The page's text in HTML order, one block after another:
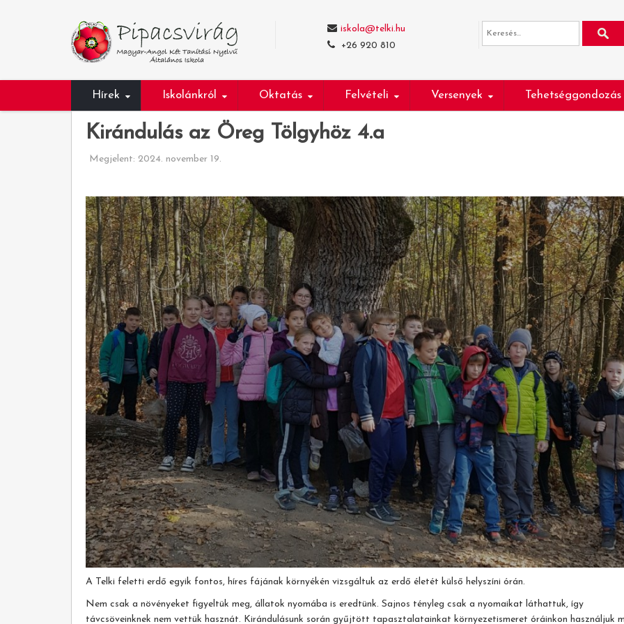
iskola@telki.hu
+26 920 810
Hírek Iskolánkról Oktatás Felvételi Versenyek Tehetséggondozás
Kirándulás az Öreg Tölgyhöz 4.a
Megjelent: 2024. november 19.
A Telki feletti erdő egyik fontos, híres fájának környékén vizsgáltuk az erdő életét külső helyszíni órán.
Nem csak a növényeket figyeltük meg, állatok nyomába is eredtünk. Sajnos tényleg csak a nyomaikat láthattuk, így
távcsöveinknek nem vettük hasznát. Kirándulásunk során gyűjtött tapasztalatainkat környezetismeret óráinkon használjuk